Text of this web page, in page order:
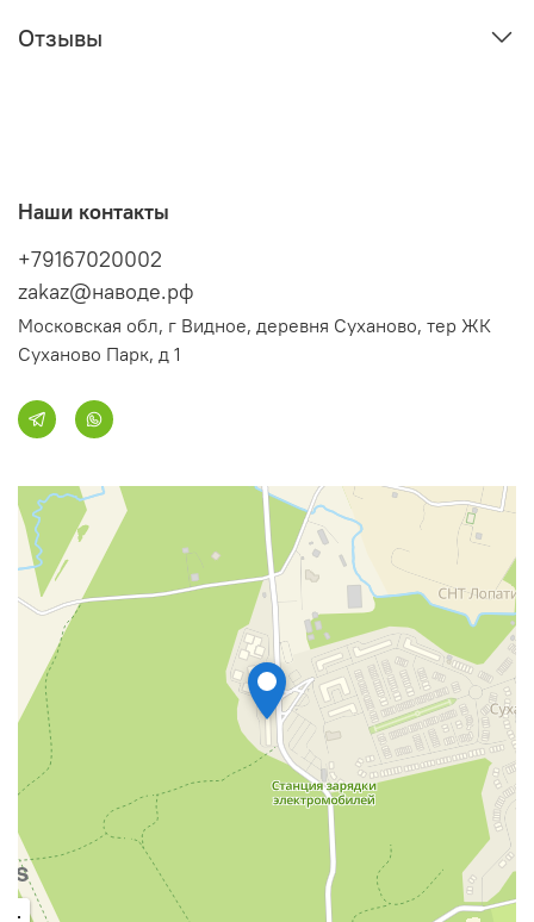
Отзывы
Наши контакты
+79167020002
zakaz@наводе.рф
Московская обл, г Видное, деревня Суханово, тер ЖК
Суханово Парк, д 1